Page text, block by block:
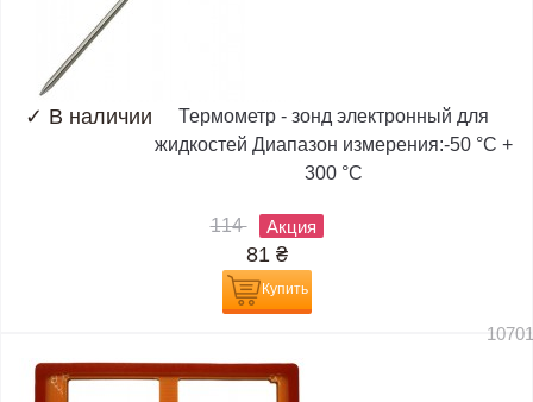
✓ В наличии
Термометр - зонд электронный для
жидкостей Диапазон измерения:-50 °C +
300 °C
114 Акция
81 ₴
Купить